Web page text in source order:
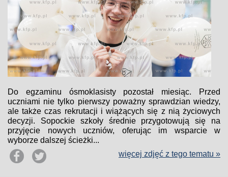
Do egzaminu ósmoklasisty pozostał miesiąc. Przed
uczniami nie tylko pierwszy poważny sprawdzian wiedzy,
ale także czas rekrutacji i wiążących się z nią życiowych
decyzji. Sopockie szkoły średnie przygotowują się na
przyjęcie nowych uczniów, oferując im wsparcie w
wyborze dalszej ścieżki...
więcej zdjęć z tego tematu »